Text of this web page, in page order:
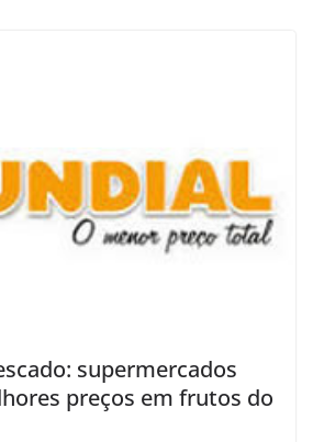
supermercados
preços em frutos do